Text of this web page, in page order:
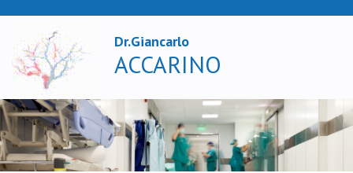
Dr.Giancarlo
ACCARINO
X